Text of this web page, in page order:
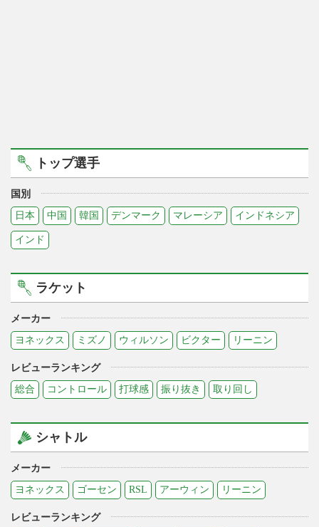
トップ選手
国別
日本
中国 韓国 デンマーク マレーシア インドネシア
インド
ラケット
メーカー
ヨネックス
ミズノ ウィルソン ビクター リーニン
レビューランキング
総合
コントロール 打球感 振り抜き 取り回し
シャトル
メーカー
ヨネックス
ゴーセン RSL アーウィン リーニン
レビューランキング